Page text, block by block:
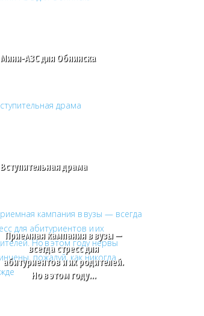
Мини-АЗС для Обнинска
Вступительная драма
Приемная кампания в вузы —
всегда стресс для
абитуриентов и их родителей.
Но в этом году…